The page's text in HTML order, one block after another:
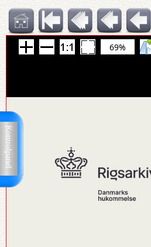
Kontrolpanel
69%